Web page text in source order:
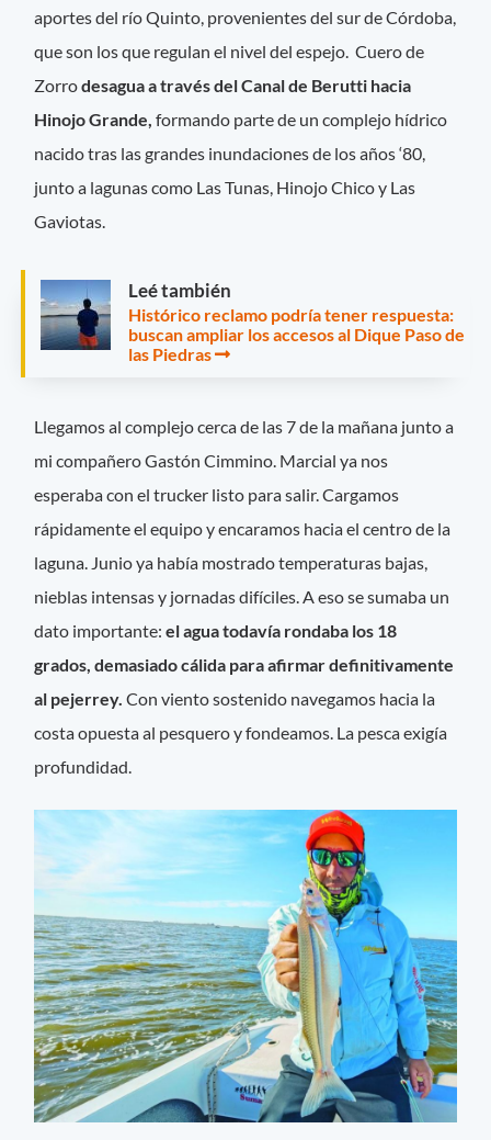
aportes del río Quinto, provenientes del sur de Córdoba,
que son los que regulan el nivel del espejo. Cuero de
Zorrodesagua a través del Canal de Berutti hacia
Hinojo Grande, formando parte de un complejo hídrico
nacido tras las grandes inundaciones de los años ‘80,
junto a lagunas como Las Tunas, Hinojo Chico y Las
Gaviotas.
Leé también
Histórico reclamo podría tener respuesta:
buscan ampliar los accesos al Dique Paso de
las Piedras
Llegamos al complejo cerca de las 7 de la mañana junto a
mi compañero Gastón Cimmino. Marcial ya nos
esperaba con el trucker listo para salir. Cargamos
rápidamente el equipo y encaramos hacia el centro de la
laguna. Junio ya había mostrado temperaturas bajas,
nieblas intensas y jornadas difíciles. A eso se sumaba un
dato importante:el agua todavía rondaba los 18
grados, demasiado cálida para afirmar definitivamente
al pejerrey. Con viento sostenido navegamos hacia la
costa opuesta al pesquero y fondeamos. La pesca exigía
profundidad.